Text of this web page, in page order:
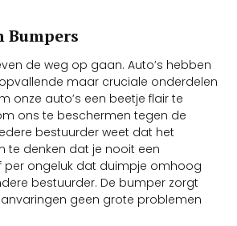
Bumpers
de weg op gaan. Auto’s hebben
maar cruciale onderdelen
onze auto’s een beetje flair te
ons te beschermen tegen de
bestuurder weet dat het
te denken dat je nooit een
per ongeluk dat duimpje omhoog
bestuurder. De bumper zorgt
geen grote problemen